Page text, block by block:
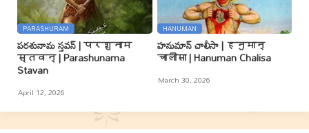
PARASHURAM
పరశునామ స్తవన్ | परशुनाम
स्तवन् | Parashunama
Stavan
April 12, 2026
HANUMAN
హనుమాన్ చాలీసా | हनुमान्
चालीसा | Hanuman Chalisa
March 30, 2026